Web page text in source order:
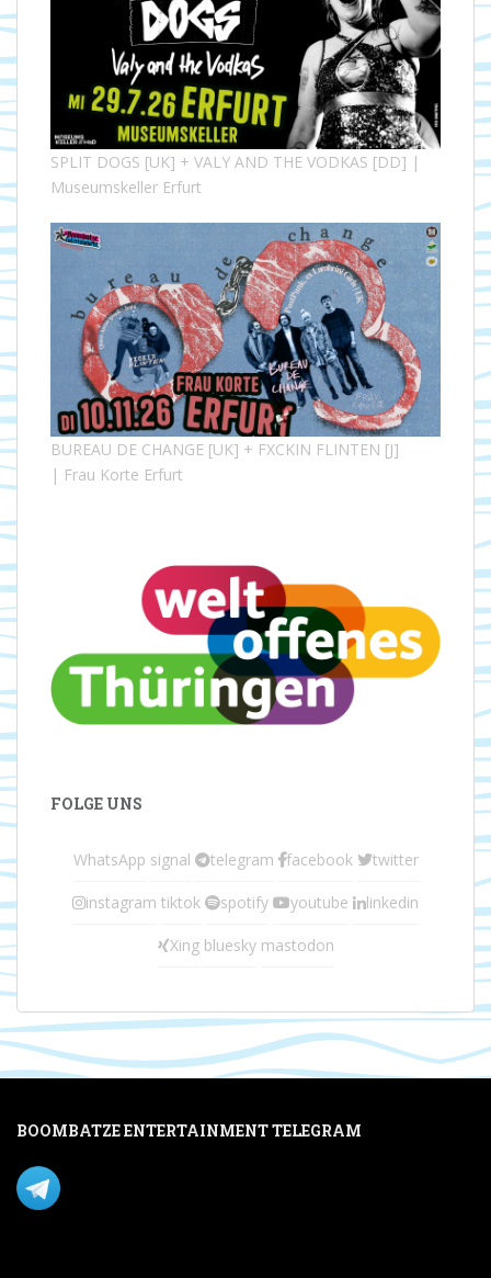
SPLIT DOGS [UK] + VALY AND THE VODKAS [DD] |
Museumskeller Erfurt
BUREAU DE CHANGE [UK] + FXCKIN FLINTEN [J]
| Frau Korte Erfurt
FOLGE UNS
WhatsApp signal telegram facebook twitter
instagram tiktok spotify youtube linkedin
Xing bluesky mastodon
BOOMBATZE ENTERTAINMENT TELEGRAM